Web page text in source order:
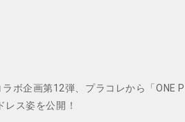
ボ企画第12弾、プラコレから「ONE
ス姿を公開！